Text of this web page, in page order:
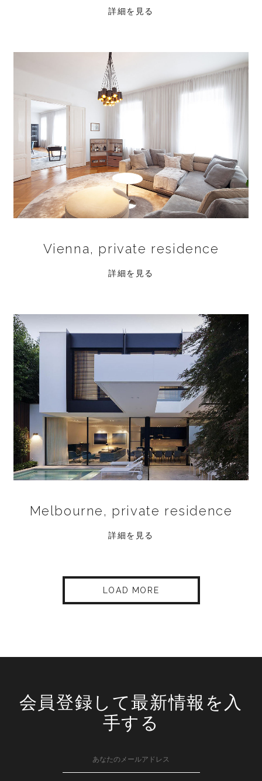
詳細を見る
Vienna, private residence
詳細を見る
Melbourne, private residence
詳細を見る
LOAD MORE
会員登録して最新情報を入
手する